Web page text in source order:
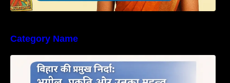
Category Name
बिहार की नदियों का विस्तृत अध्ययन | Geography of
Rivers in Bihar